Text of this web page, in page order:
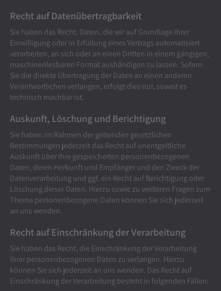
Recht auf Daten­übertrag­barkeit
Sie haben das Recht, Daten, die wir auf Grundlage Ihrer
Einwilligung oder in Erfüllung eines Vertrags automatisiert
verarbeiten, an sich oder an einen Dritten in einem gängigen,
maschinenlesbaren Format aushändigen zu lassen. Sofern
Sie die direkte Übertragung der Daten an einen anderen
Verantwortlichen verlangen, erfolgt dies nur, soweit es
technisch machbar ist.
Auskunft, Löschung und Berichtigung
Sie haben im Rahmen der geltenden gesetzlichen
Bestimmungen jederzeit das Recht auf unentgeltliche
Auskunft über Ihre gespeicherten personenbezogenen
Daten, deren Herkunft und Empfänger und den Zweck der
Datenverarbeitung und ggf. ein Recht auf Berichtigung oder
Löschung dieser Daten. Hierzu sowie zu weiteren Fragen zum
Thema personenbezogene Daten können Sie sich jederzeit
an uns wenden.
Recht auf Einschränkung der Verarbeitung
Sie haben das Recht, die Einschränkung der Verarbeitung
Ihrer personenbezogenen Daten zu verlangen. Hierzu
können Sie sich jederzeit an uns wenden. Das Recht auf
Einschränkung der Verarbeitung besteht in folgenden Fällen: